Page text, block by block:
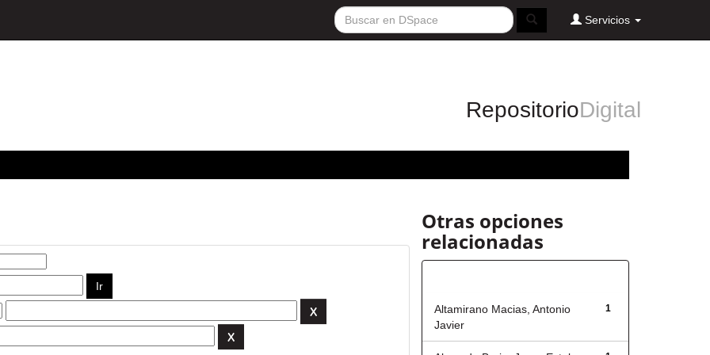
Servicios
RepositorioDigital
Otras opciones
relacionadas
1
Altamirano Macias, Antonio
Javier